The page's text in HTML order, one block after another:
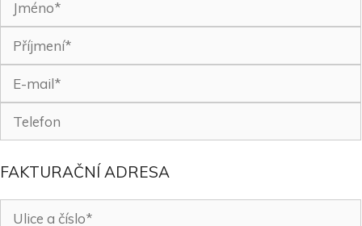
FAKTURAČNÍ ADRESA